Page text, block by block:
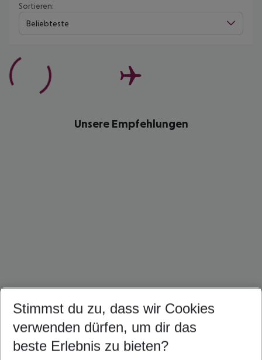
Sortieren:
Beliebteste
Unsere Empfehlungen
Stimmst du zu, dass wir Cookies
verwenden dürfen, um dir das
beste Erlebnis zu bieten?